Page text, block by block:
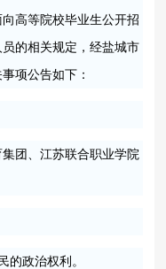
高等院校毕业生公开招
的相关规定，经盐城市
项公告如下：
团、江苏联合职业学院
的政治权利。